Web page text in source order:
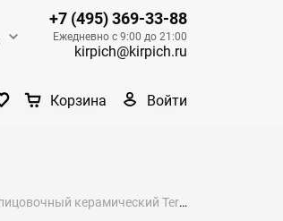
+7 (495) 369-33-88
Ежедневно с 9:00 до 21:00
kirpich@kirpich.ru
Корзина Войти
Кирпич облицовочный керамический Terca (Wienerberger) KUURA риф 250х85х65